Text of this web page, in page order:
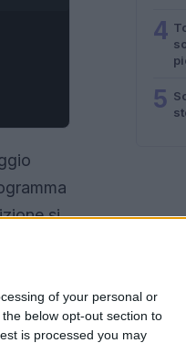
of your personal or
below opt-out section to
is processed you may
si
e
4
5